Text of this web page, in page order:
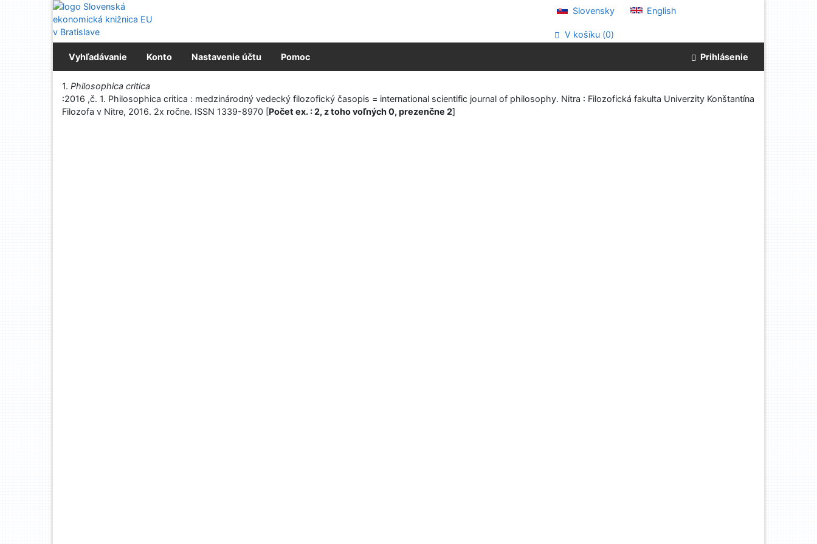
Prejsť na obsah
Prejsť na menu
Prehlásenie o webovej prístupnosti
Slovensky English
V košíku (0)
Vyhľadávanie Konto Nastavenie účtu Pomoc Prihlásenie
Vytlačiť
1. Philosophica critica
:2016 ,č. 1. Philosophica critica : medzinárodný vedecký filozofický časopis = international scientific journal of philosophy. Nitra : Filozofická fakulta Univerzity Konštantína
Filozofa v Nitre, 2016. 2x ročne. ISSN 1339-8970 [Počet ex. : 2, z toho voľných 0, prezenčne 2]